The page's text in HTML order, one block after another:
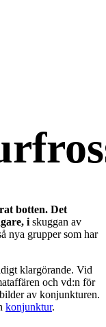
botten. Det
i skuggan av
nya grupper som har
klargörande. Vid
och vd:n för
av konjunkturen.
konjunktur.